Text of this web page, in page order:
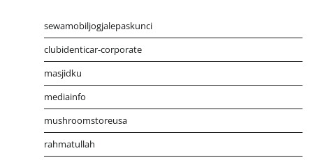
sewamobiljogjalepaskunci
clubidenticar-corporate
masjidku
mediainfo
mushroomstoreusa
rahmatullah